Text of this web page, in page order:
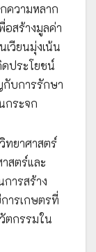
ความหลาก
สร้างมูลค่า
วียนมุ่งเน้น
ดประโยชน์
กับการรักษา
กระจก
ทยาศาสตร์
สตร์และ
ารสร้าง
ารเกษตรที่
ตกรรมใน